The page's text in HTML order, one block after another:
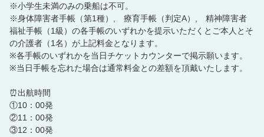
※小学生未満のみの乗船は不可。
※身体障害者手帳（第1種）, 療育手帳（判定A）, 精神障害者
福祉手帳（1級）の各手帳のいずれかを提示いただくとご本人とそ
の介護者（1名）が上記料金となります。
※各手帳のいずれかを当日チケットカウンターで掲示願います。
※当日手帳を忘れた場合は通常料金との差額を頂戴いたします。
⏰出航時間
①10：00発
②11：00発
③12：00発